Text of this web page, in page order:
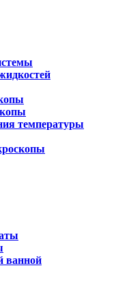
температуры
ванной